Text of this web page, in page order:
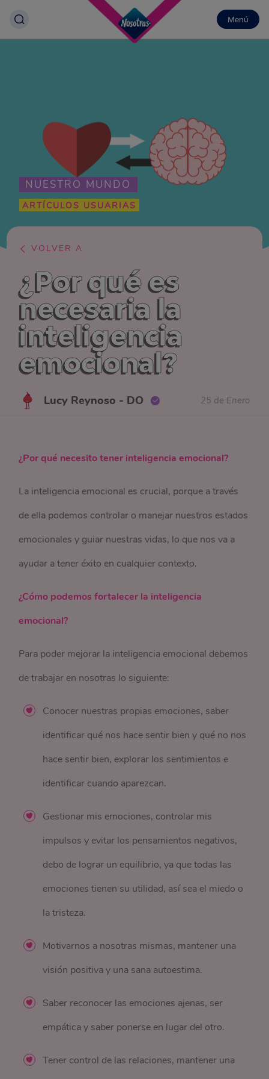
Menú
NUESTRO MUNDO
ARTÍCULOS USUARIAS
VOLVER A
¿Por qué es
necesaria la
inteligencia
emocional?
Lucy Reynoso - DO 25 de Enero
¿Por qué necesito tener inteligencia emocional?
La inteligencia emocional es crucial, porque a través
de ella podemos controlar o manejar nuestros estados
emocionales y guiar nuestras vidas, lo que nos va a
ayudar a tener éxito en cualquier contexto.
¿Cómo podemos fortalecer la inteligencia
emocional?
Para poder mejorar la inteligencia emocional debemos
de trabajar en nosotras lo siguiente:
Conocer nuestras propias emociones, saber
identificar qué nos hace sentir bien y qué no nos
hace sentir bien, explorar los sentimientos e
identificar cuando aparezcan.
Gestionar mis emociones, controlar mis
impulsos y evitar los pensamientos negativos,
debo de lograr un equilibrio, ya que todas las
emociones tienen su utilidad, así sea el miedo o
la tristeza.
Motivarnos a nosotras mismas, mantener una
visión positiva y una sana autoestima.
Saber reconocer las emociones ajenas, ser
empática y saber ponerse en lugar del otro.
Tener control de las relaciones, mantener una